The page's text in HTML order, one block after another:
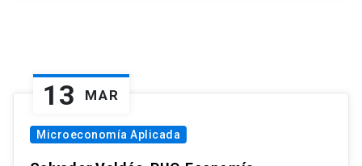
13 MAR
Microeconomía Aplicada